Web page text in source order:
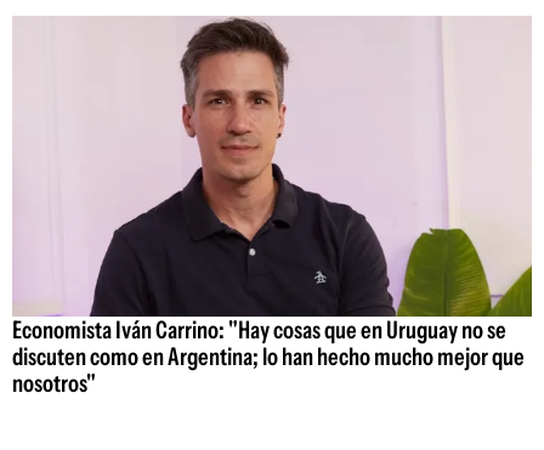
Economista Iván Carrino: "Hay cosas que en Uruguay no se
discuten como en Argentina; lo han hecho mucho mejor que
nosotros"